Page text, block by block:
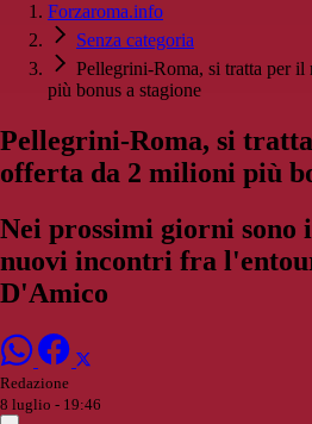
Forzaroma.info
Senza categoria
Pellegrini-Roma, si tratta per
più bonus a stagione
Pellegrini-Roma, si
offerta da 2 milioni più
Nei prossimi giorni sono
nuovi incontri fra
D'Amico
Redazione
8 luglio - 19:46